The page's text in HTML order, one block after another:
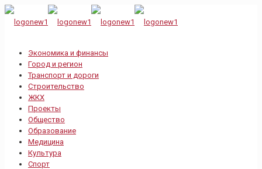
Экономика и финансы
Город и регион
Транспорт и дороги
Строительство
ЖКХ
Проекты
Общество
Образование
Медицина
Культура
Спорт